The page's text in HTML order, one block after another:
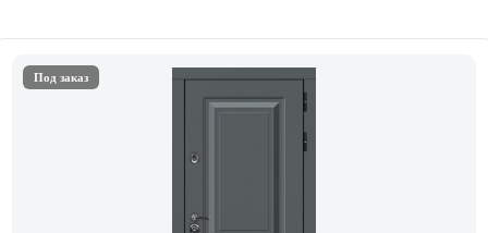
Под заказ